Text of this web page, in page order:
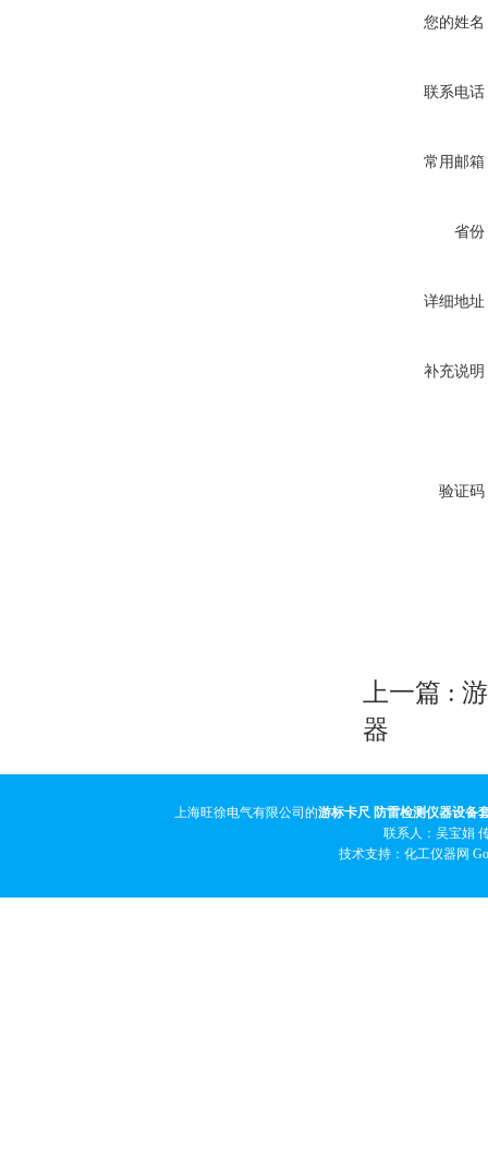
您的姓名
联系电话
常用邮箱
省份
详细地址
补充说明
验证码
上一篇 :
器
上海旺徐电气有限公司的游标卡尺 防雷检测仪器设备
联系人：吴宝娟
技术支持：化工仪器网